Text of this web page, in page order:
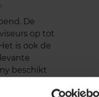
De
op tot
is ook de
beschikt